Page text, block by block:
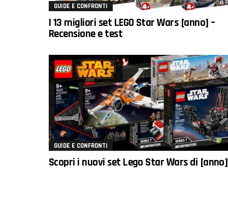
GUIDE E CONFRONTI
I 13 migliori set LEGO Star Wars [anno] –
Recensione e test
GUIDE E CONFRONTI
Scopri i nuovi set Lego Star Wars di [anno]